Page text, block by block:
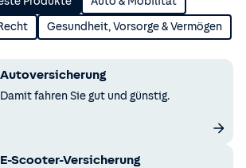
Gesundheit, Vorsorge & Vermögen
Autoversicherung
Damit fahren Sie gut und günstig.
E-Scooter-Versicherung